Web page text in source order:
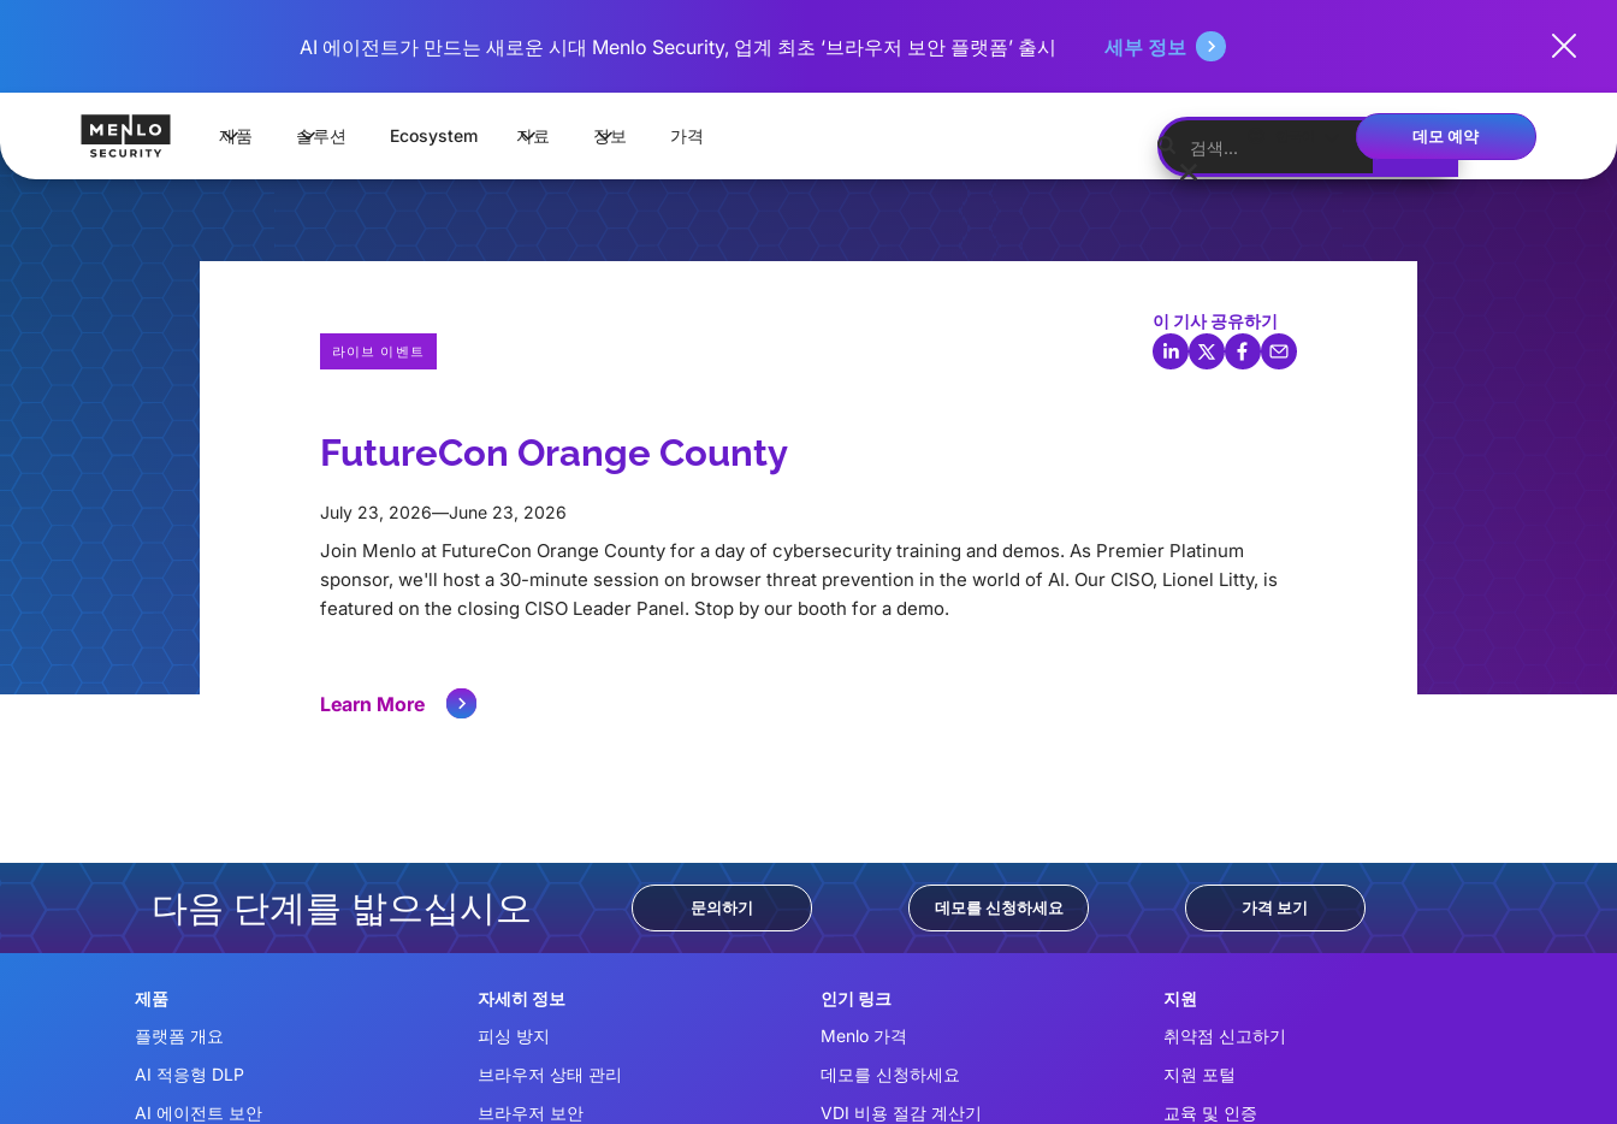
AI 에이전트가 만드는 새로운 시대 Menlo Security, 업계 최초 ‘브라우저 보안 플랫폼’ 출시 세부 정보
제품 솔루션 Ecosystem 자료 정보 가격 데모 예약
라이브 이벤트
이 기사 공유하기
FutureCon Orange County
July 23, 2026—June 23, 2026
Join Menlo at FutureCon Orange County for a day of cybersecurity training and demos. As Premier Platinum
sponsor, we'll host a 30-minute session on browser threat prevention in the world of AI. Our CISO, Lionel Litty, is
featured on the closing CISO Leader Panel. Stop by our booth for a demo.
Learn More
다음 단계를 밟으십시오 문의하기 데모를 신청하세요 가격 보기
제품
플랫폼 개요
AI 적응형 DLP
AI 에이전트 보안
자세히 정보
피싱 방지
브라우저 상태 관리
브라우저 보안
인기 링크
Menlo 가격
데모를 신청하세요
VDI 비용 절감 계산기
지원
취약점 신고하기
지원 포털
교육 및 인증